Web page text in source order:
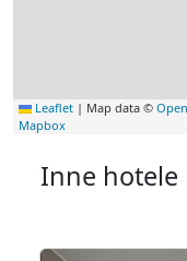
Leaflet | Map data ©
Mapbox
Inne hotele